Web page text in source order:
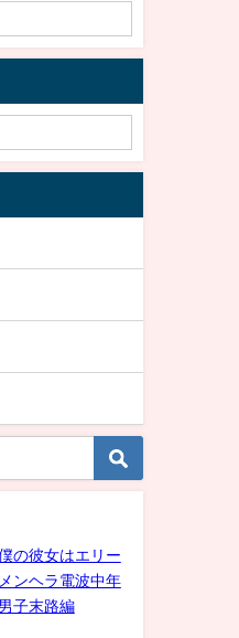
の彼女はエリー
ンヘラ電波中年
子末路編